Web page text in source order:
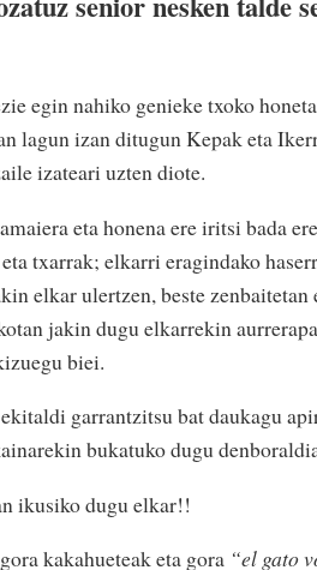
egin nahiko genieke txoko
lagun izan ditugun Kepak eta
izateari uzten diote.
eta honena ere iritsi bada
txarrak; elkarri eragindako
elkar ulertzen, beste
jakin dugu elkarrekin
biei.
garrantzitsu bat daukagu
bukatuko dugu
ikusiko dugu elkar!!
kakahueteak eta gora “el gato